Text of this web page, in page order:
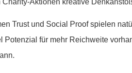
Trust und Social Proof spielen
Potenzial für mehr Reichweite